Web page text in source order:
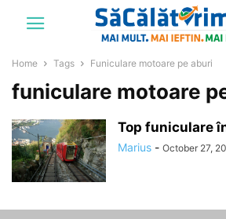
Home Tags Funiculare motoare pe aburi
funiculare motoare
Top funiculare
Marius - October 27,